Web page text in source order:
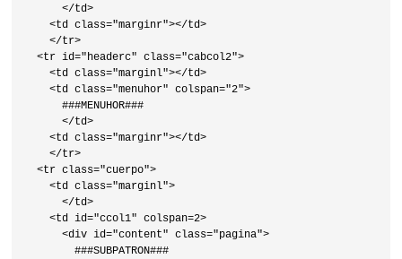
      </td>
    <td class="marginr"></td>
    </tr>
  <tr id="headerc" class="cabcol2">
    <td class="marginl"></td>
    <td class="menuhor" colspan="2">
      ###MENUHOR###
      </td>
    <td class="marginr"></td>
    </tr>
  <tr class="cuerpo">
    <td class="marginl">
      </td>
    <td id="ccol1" colspan=2>
      <div id="content" class="pagina">
        ###SUBPATRON###